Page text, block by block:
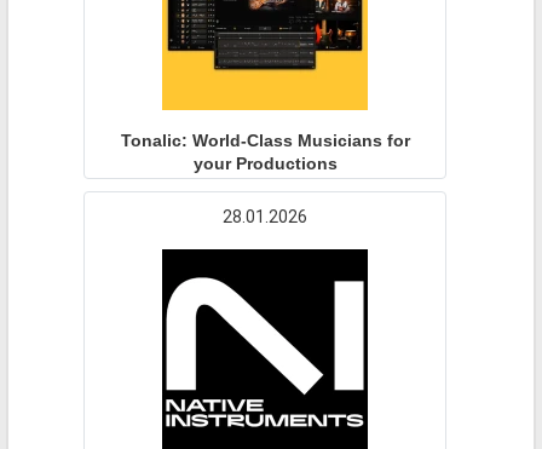
Tonalic: World-Class Musicians for
your Productions
28.01.2026